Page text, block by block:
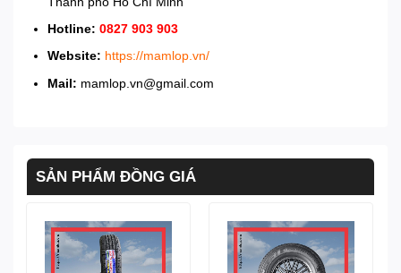
Hotline:0827 903 903
Website: https://mamlop.vn/
Mail: mamlop.vn@gmail.com
SẢN PHẨM ĐỒNG GIÁ